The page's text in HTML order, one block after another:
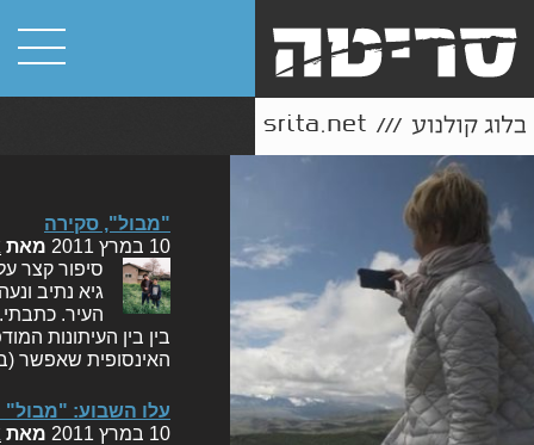
"מבול", סקירה
10 במרץ 2011
מאת
סיפור קצר
גיא נתיב
העיר.
בין בין העיתונות
האינסופית שאפשר
עלו השבוע: "מבול"
10 במרץ 2011
מאת